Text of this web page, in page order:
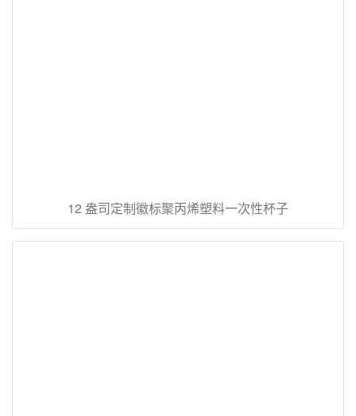
12 盎司定制徽标聚丙烯塑料一次性杯子